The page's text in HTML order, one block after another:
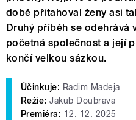
době přitahoval ženy asi
Druhý příběh se odehrává
početná společnost a její
končí velkou sázkou.
Účinkuje: Radim Madeja
Režie: Jakub Doubrava
Premiéra: 12. 12. 2025